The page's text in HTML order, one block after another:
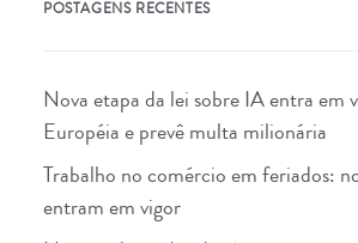
POSTAGENS RECENTES
Nova etapa da lei sobre IA entra em
Européia e prevê multa milionária
Trabalho no comércio em feriados:
entram em vigor